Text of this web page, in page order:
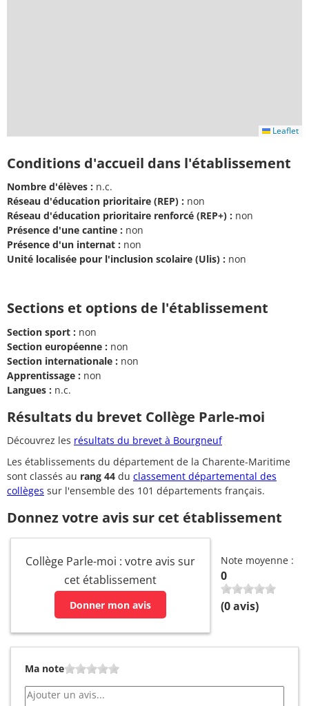
Leaflet
Conditions d'accueil dans l'établissement
Nombre d'élèves : n.c.
Réseau d'éducation prioritaire (REP) : non
Réseau d'éducation prioritaire renforcé (REP+) : non
Présence d'une cantine : non
Présence d'un internat : non
Unité localisée pour l'inclusion scolaire (Ulis) : non
Sections et options de l'établissement
Section sport : non
Section européenne : non
Section internationale : non
Apprentissage : non
Langues : n.c.
Résultats du brevet Collège Parle-moi
Découvrez les résultats du brevet à Bourgneuf
Les établissements du département de la Charente-Maritime
sont classés au rang 44 du classement départemental des
collèges sur l'ensemble des 101 départements français.
Donnez votre avis sur cet établissement
Collège Parle-moi : votre avis sur
cet établissement
Donner mon avis
Note moyenne :
0
(0avis)
Ma note